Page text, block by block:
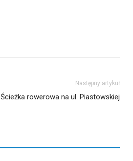
Następny artykuł
Ścieżka rowerowa na ul. Piastowskiej